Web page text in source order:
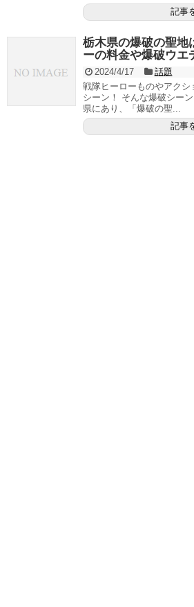
記事
栃木県の爆破の聖地
ーの料金や爆破ウエ
2024/4/17
話題
戦隊ヒーローものやアク
シーン！ そんな爆破シー
県にあり、「爆破の聖...
記事